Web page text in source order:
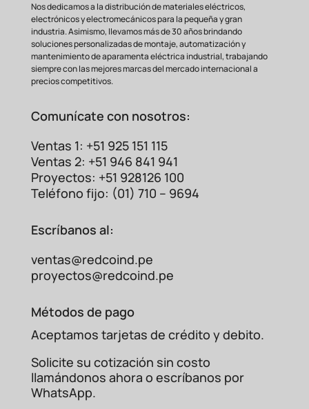
Nos dedicamos a la distribución de materiales eléctricos,
electrónicos y electromecánicos para la pequeña y gran
industria. Asimismo, llevamos más de 30 años brindando
soluciones personalizadas de montaje, automatización y
mantenimiento de aparamenta eléctrica industrial, trabajando
siempre con las mejores marcas del mercado internacional a
precios competitivos.
Comunícate con nosotros:
Ventas 1: +51 925 151 115
Ventas 2: +51 946 841 941
Proyectos: +51 928126 100
Teléfono fijo: (01) 710 – 9694
Escríbanos al:
ventas@redcoind.pe
proyectos@redcoind.pe
Métodos de pago
Aceptamos tarjetas de crédito y debito.
Solicite su cotización sin costo
llamándonos ahora o escríbanos por
WhatsApp.